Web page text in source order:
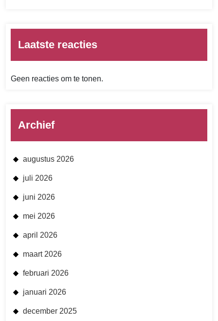
Laatste reacties
Geen reacties om te tonen.
Archief
augustus 2026
juli 2026
juni 2026
mei 2026
april 2026
maart 2026
februari 2026
januari 2026
december 2025